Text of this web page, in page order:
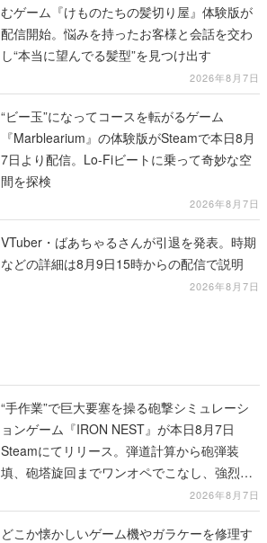
むゲーム『けものたちの髪切り屋』体験版が
配信開始。悩みを持ったお客様と会話を交わ
し“本当に望んでる髪型”を見つけ出す
2026年8月7日
“ビー玉”になってコースを転がるゲーム
『Marblearium』の体験版がSteamで本日8月
7日より配信。Lo-Fiビートに乗って奇妙な空
間を探検
2026年8月7日
VTuber・ばあちゃるさんが引退を発表。時期
などの詳細は8月9日15時からの配信で説明
2026年8月7日
“手作業”で巨大要塞を操る砲撃シミュレーシ
ョンゲーム『IRON NEST』が本日8月7日
Steamにてリリース。弾道計算から砲弾装
填、砲塔旋回までワンオペでこなし、強烈な
一撃をブチかませるロマンある作品2026年8月7日
どこか懐かしいゲーム機やガラケーを修理す